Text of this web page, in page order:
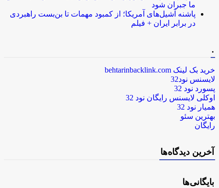
ما جبران شود
پاشنه آشیل‌های آمریکا؛ از کمبود مهمات تا بن‌بست راهبردی
در برابر ایران + فیلم
خرید بک لینک behtarinbacklink.com
لایسنس نود32
پسورد نود 32
اوکلی لایسنس رایگان نود 32
همیار نود 32
بهترین سئو
رایگان
آخرین دیدگاه‌ها
بایگانی‌ها